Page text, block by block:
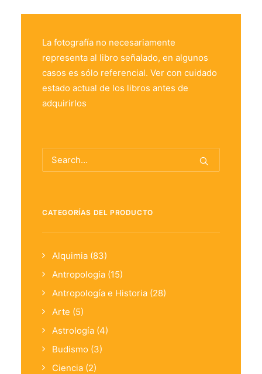
La fotografía no necesariamente
representa al libro señalado, en algunos
casos es sólo referencial. Ver con cuidado
estado actual de los libros antes de
adquirirlos
CATEGORÍAS DEL PRODUCTO
Alquimia (83)
Antropologia (15)
Antropología e Historia (28)
Arte (5)
Astrología (4)
Budismo (3)
Ciencia (2)